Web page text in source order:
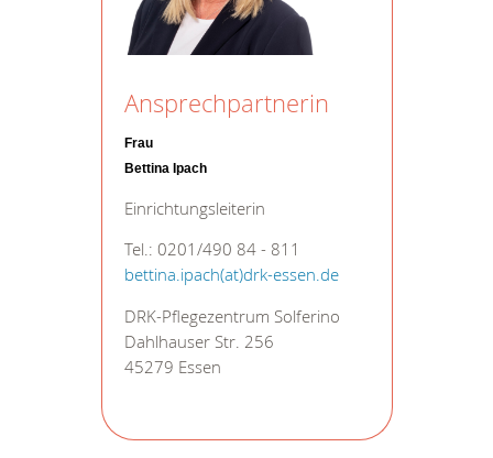
Ansprechpartnerin
Frau
Bettina Ipach
Einrichtungsleiterin
Tel.: 0201/490 84 - 811
bettina.ipach(at)drk-essen.de
DRK-Pflegezentrum Solferino
Dahlhauser Str. 256
45279 Essen